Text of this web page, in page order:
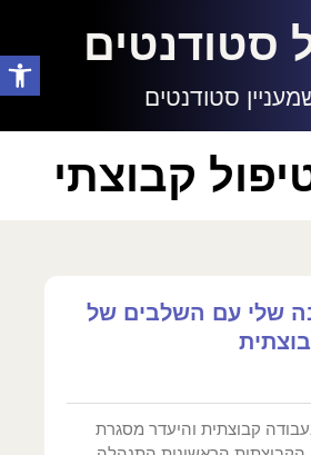
פתח
סטודנטים
סטודנטים
קבוצתי
שלי עם השלבים של
קבוצתית והיעדר מסגרת